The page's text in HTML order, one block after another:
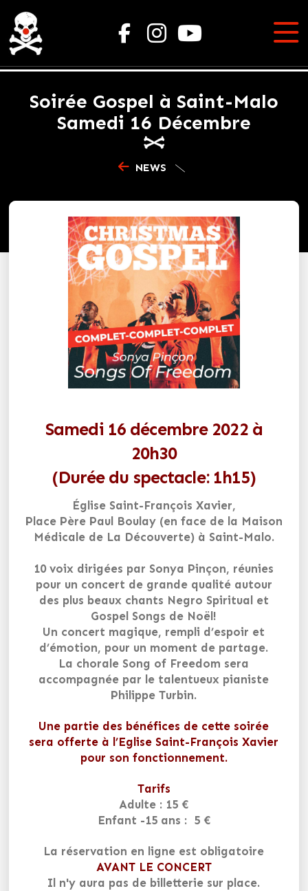
Soirée Gospel à Saint-Malo
Samedi 16 Décembre
NEWS
Samedi 16 décembre 2022 à
20h30
(Durée du spectacle: 1h15)
Église Saint-François Xavier,
Place Père Paul Boulay (en face de la Maison
Médicale de La Découverte) à Saint-Malo.
10 voix dirigées par Sonya Pinçon, réunies
pour un concert de grande qualité autour
des plus beaux chants Negro Spiritual et
Gospel Songs de Noël!
Un concert magique, rempli d’espoir et
d’émotion, pour un moment de partage.
La chorale Song of Freedom sera
accompagnée par le talentueux pianiste
Philippe Turbin.
Une partie des bénéfices de cette soirée
sera offerte à l’Eglise Saint-François Xavier
pour son fonctionnement.
Tarifs
Adulte : 15 €
Enfant -15 ans : 5 €
La réservation en ligne est obligatoire
AVANT LE CONCERT
Il n'y aura pas de billetterie sur place.